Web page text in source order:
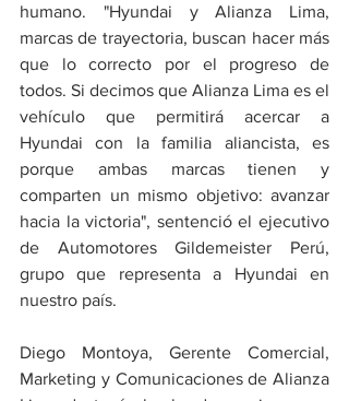
humano. "Hyundai y Alianza Lima,
marcas de trayectoria, buscan hacer más
que lo correcto por el progreso de
todos. Si decimos que Alianza Lima es el
vehículo que permitirá acercar a
Hyundai con la familia aliancista, es
porque ambas marcas tienen y
comparten un mismo objetivo: avanzar
hacia la victoria", sentenció el ejecutivo
de Automotores Gildemeister Perú,
grupo que representa a Hyundai en
nuestro país.
Diego Montoya, Gerente Comercial,
Marketing y Comunicaciones de Alianza